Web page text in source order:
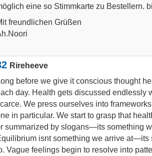
eine so Stimmkarte zu Bestellern.
freundlichen Grüßen
Rireheeve
before we give it conscious thought
day. Health gets discussed endlessly
We press ourselves into
in particular. We start to grasp that
summarized by slogans—its something
isnt something we arrive at—its
Vague feelings begin to resolve into